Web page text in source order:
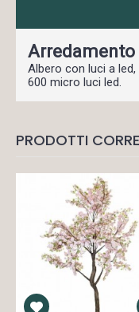
Albero con luci a
600 micro luci led.
PRODOTTI